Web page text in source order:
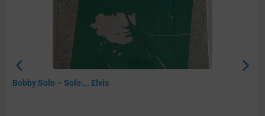
Bobby Solo – Solo…. Elvis